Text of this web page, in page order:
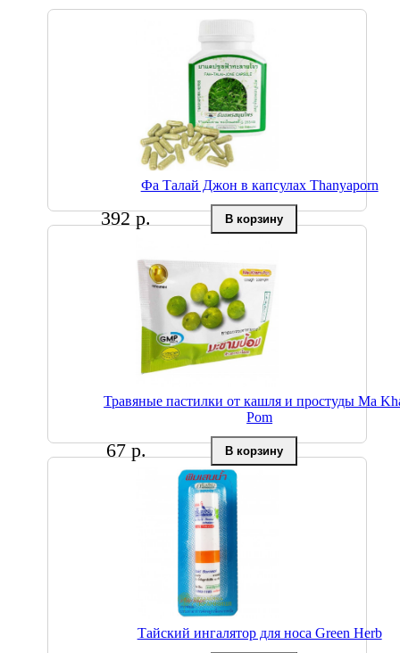
Фа Талай Джон в капсулах Thanyaporn
392 р.
Травяные пастилки от кашля и простуды Ma
Pom
67 р.
Тайский ингалятор для носа Green Herb